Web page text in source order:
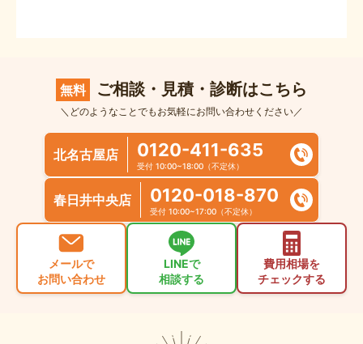
無料 ご相談・見積・診断はこちら
＼どのようなことでもお気軽にお問い合わせください／
北名古屋店 0120-411-635
受付 10:00~18:00（不定休）
春日井中央店 0120-018-870
受付 10:00~17:00（不定休）
メールで
お問い合わせ
LINEで
相談する
費用相場を
チェックする